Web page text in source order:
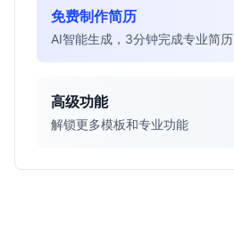
免费制作简历
AI智能生成，3分钟完成专业简历
高级功能
解锁更多模板和专业功能